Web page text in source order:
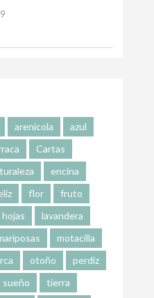
arenícola
azul
Cartas
encina
flor
fruto
hojas
lavandera
motacilla
otoño
perdiz
sueño
tierra